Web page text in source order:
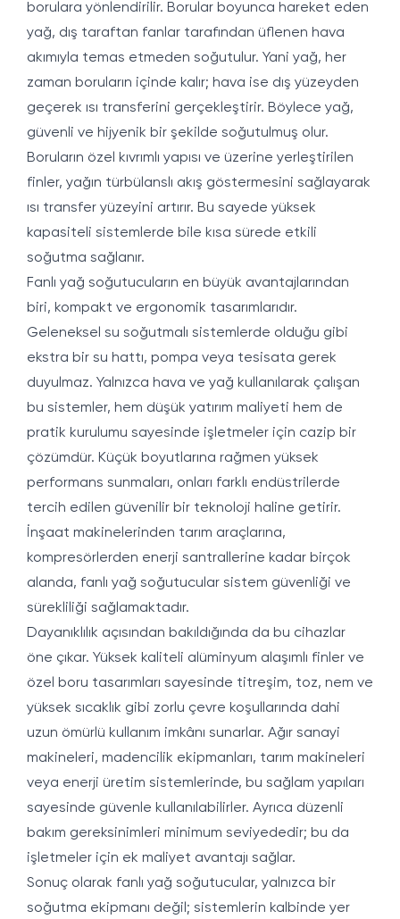
borulara yönlendirilir. Borular boyunca hareket eden
yağ, dış taraftan fanlar tarafından üflenen hava
akımıyla temas etmeden soğutulur. Yani yağ, her
zaman boruların içinde kalır; hava ise dış yüzeyden
geçerek ısı transferini gerçekleştirir. Böylece yağ,
güvenli ve hijyenik bir şekilde soğutulmuş olur.
Boruların özel kıvrımlı yapısı ve üzerine yerleştirilen
finler, yağın türbülanslı akış göstermesini sağlayarak
ısı transfer yüzeyini artırır. Bu sayede yüksek
kapasiteli sistemlerde bile kısa sürede etkili
soğutma sağlanır.
Fanlı yağ soğutucuların en büyük avantajlarından
biri, kompakt ve ergonomik tasarımlarıdır.
Geleneksel su soğutmalı sistemlerde olduğu gibi
ekstra bir su hattı, pompa veya tesisata gerek
duyulmaz. Yalnızca hava ve yağ kullanılarak çalışan
bu sistemler, hem düşük yatırım maliyeti hem de
pratik kurulumu sayesinde işletmeler için cazip bir
çözümdür. Küçük boyutlarına rağmen yüksek
performans sunmaları, onları farklı endüstrilerde
tercih edilen güvenilir bir teknoloji haline getirir.
İnşaat makinelerinden tarım araçlarına,
kompresörlerden enerji santrallerine kadar birçok
alanda, fanlı yağ soğutucular sistem güvenliği ve
sürekliliği sağlamaktadır.
Dayanıklılık açısından bakıldığında da bu cihazlar
öne çıkar. Yüksek kaliteli alüminyum alaşımlı finler ve
özel boru tasarımları sayesinde titreşim, toz, nem ve
yüksek sıcaklık gibi zorlu çevre koşullarında dahi
uzun ömürlü kullanım imkânı sunarlar. Ağır sanayi
makineleri, madencilik ekipmanları, tarım makineleri
veya enerji üretim sistemlerinde, bu sağlam yapıları
sayesinde güvenle kullanılabilirler. Ayrıca düzenli
bakım gereksinimleri minimum seviyededir; bu da
işletmeler için ek maliyet avantajı sağlar.
Sonuç olarak fanlı yağ soğutucular, yalnızca bir
soğutma ekipmanı değil; sistemlerin kalbinde yer